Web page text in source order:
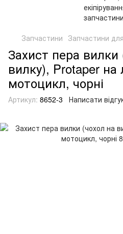
Запчастини Запчастини для
Захист пера вилки
вилку), Protaper на
мотоцикл, чорні
Артикул: 8652-3 Написати